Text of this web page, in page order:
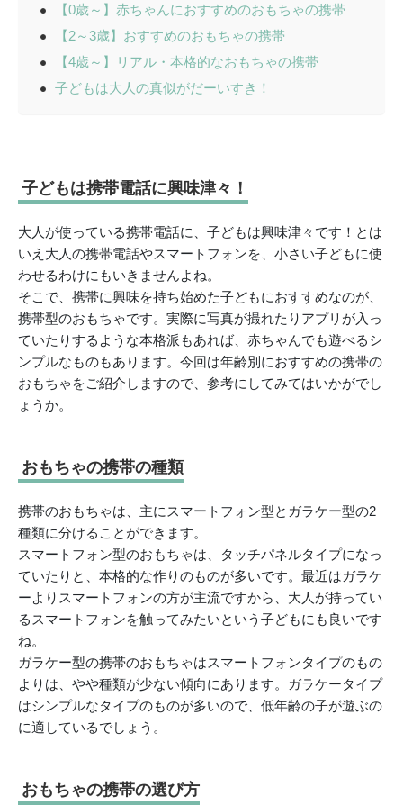
【0歳～】赤ちゃんにおすすめのおもちゃの携帯
【2～3歳】おすすめのおもちゃの携帯
【4歳～】リアル・本格的なおもちゃの携帯
子どもは大人の真似がだーいすき！
子どもは携帯電話に興味津々！
大人が使っている携帯電話に、子どもは興味津々です！とは
いえ大人の携帯電話やスマートフォンを、小さい子どもに使
わせるわけにもいきませんよね。
そこで、携帯に興味を持ち始めた子どもにおすすめなのが、
携帯型のおもちゃです。実際に写真が撮れたりアプリが入っ
ていたりするような本格派もあれば、赤ちゃんでも遊べるシ
ンプルなものもあります。今回は年齢別におすすめの携帯の
おもちゃをご紹介しますので、参考にしてみてはいかがでし
ょうか。
おもちゃの携帯の種類
携帯のおもちゃは、主にスマートフォン型とガラケー型の2
種類に分けることができます。
スマートフォン型のおもちゃは、タッチパネルタイプになっ
ていたりと、本格的な作りのものが多いです。最近はガラケ
ーよりスマートフォンの方が主流ですから、大人が持ってい
るスマートフォンを触ってみたいという子どもにも良いです
ね。
ガラケー型の携帯のおもちゃはスマートフォンタイプのもの
よりは、やや種類が少ない傾向にあります。ガラケータイプ
はシンプルなタイプのものが多いので、低年齢の子が遊ぶの
に適しているでしょう。
おもちゃの携帯の選び方